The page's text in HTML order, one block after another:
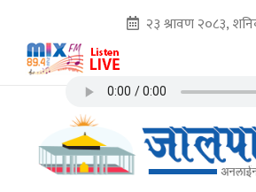
२३ श्रावण २०८३,